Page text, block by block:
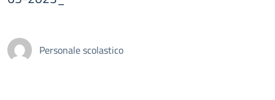
Personale scolastico